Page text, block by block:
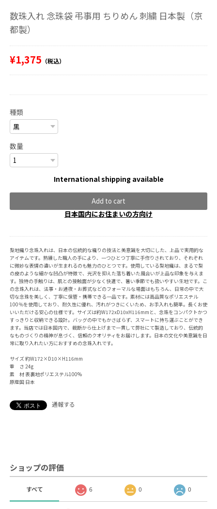
数珠入れ 念珠袋 弔事用 ちりめん 刺繍 日本製（京
都製）
¥1,375 （税込）
種類
数量
International shipping available
Add to cart
日本国内にお住まいの方向け
梨地織り念珠入れは、日本の伝統的な織りの技法と美意識を大切にした、上品で実用的な
アイテムです。熟練した職人の手により、一つひとつ丁寧に手作りされており、それぞれ
に微妙な表情の違いが生まれるのも魅力のひとつです。使用している梨地織は、まるで梨
の皮のような細かな凹凸が特徴で、光沢を抑えた落ち着いた風合いが上品な印象を与えま
す。独特の手触りは、肌との接触面が少なく快適で、暑い季節でも扱いやすい生地です。こ
の念珠入れは、法事・お通夜・お葬式などのフォーマルな場面はもちろん、日常の中で大
切な念珠を美しく、丁寧に保管・携帯できる一品です。素材には高品質なポリエステル
100％を使用しており、耐久性に優れ、汚れがつきにくいため、お手入れも簡単。長くお使
いいただける安心の仕様です。サイズは約W172xD10xH116mmと、念珠をコンパクトかつ
すっきりと収納できる設計。バッグの中でもかさばらず、スマートに持ち運ぶことができ
ます。当店では日本国内で、裁断から仕上げまで一貫して弊社にて製造しており、伝統的
なものづくりの精神が息づく、信頼のクオリティをお届けします。日本の文化や美意識を日
常に取り入れたい方におすすめの念珠入れです。
サイズ 約W172×D10×H116mm
重 さ 24g
素 材 表裏地ポリエステル100%
原産国 日本
通報する
ショップの評価
すべて 6 0 0